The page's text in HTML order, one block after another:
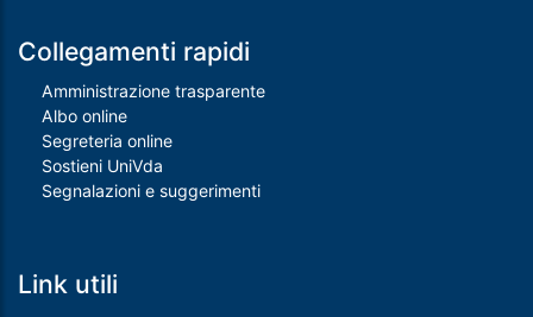
Collegamenti rapidi
Amministrazione trasparente
Albo online
Segreteria online
Sostieni UniVda
Segnalazioni e suggerimenti
Link utili